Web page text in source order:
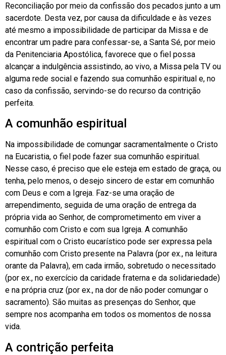
Reconciliação por meio da confissão dos pecados junto a um
sacerdote. Desta vez, por causa da dificuldade e às vezes
até mesmo a impossibilidade de participar da Missa e de
encontrar um padre para confessar-se, a Santa Sé, por meio
da Penitenciaria Apostólica, favorece que o fiel possa
alcançar a indulgência assistindo, ao vivo, a Missa pela TV ou
alguma rede social e fazendo sua comunhão espiritual e, no
caso da confissão, servindo-se do recurso da contrição
perfeita.
A comunhão espiritual
Na impossibilidade de comungar sacramentalmente o Cristo
na Eucaristia, o fiel pode fazer sua comunhão espiritual.
Nesse caso, é preciso que ele esteja em estado de graça, ou
tenha, pelo menos, o desejo sincero de estar em comunhão
com Deus e com a Igreja. Faz-se uma oração de
arrependimento, seguida de uma oração de entrega da
própria vida ao Senhor, de comprometimento em viver a
comunhão com Cristo e com sua Igreja. A comunhão
espiritual com o Cristo eucarístico pode ser expressa pela
comunhão com Cristo presente na Palavra (por ex., na leitura
orante da Palavra), em cada irmão, sobretudo o necessitado
(por ex., no exercício da caridade fraterna e da solidariedade)
e na própria cruz (por ex., na dor de não poder comungar o
sacramento). São muitas as presenças do Senhor, que
sempre nos acompanha em todos os momentos de nossa
vida.
A contrição perfeita